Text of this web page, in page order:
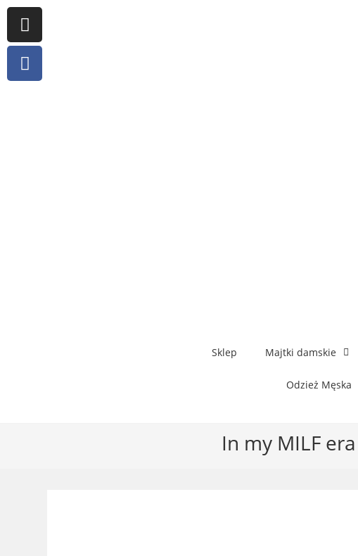
Sklep Majtki damskie
Odzież Męska
In my MILF